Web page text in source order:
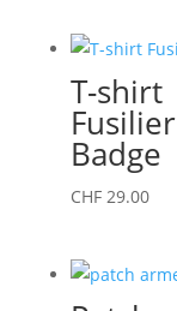
T-shirt
Fusilier
Badge
CHF29.00